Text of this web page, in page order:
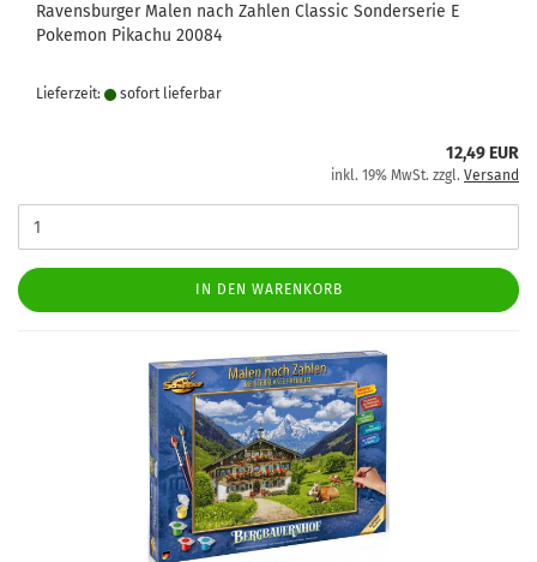
Ravensburger Malen nach Zahlen Classic Sonderserie E
Pokemon Pikachu 20084
Lieferzeit: sofort lie­fer­bar
12,49 EUR
inkl. 19% MwSt. zzgl. Versand
IN DEN WARENKORB